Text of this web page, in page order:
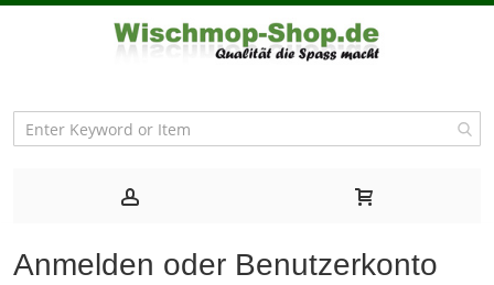
Anmelden oder Benutzerkonto